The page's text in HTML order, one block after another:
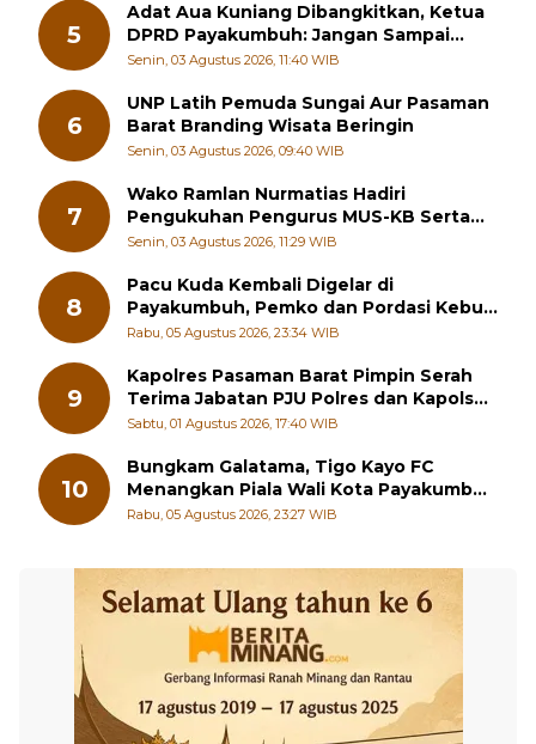
5
Adat Aua Kuniang Dibangkitkan, Ketua
DPRD Payakumbuh: Jangan Sampai
Generasi Muda Hilang Jati Diri
Senin, 03 Agustus 2026, 11:40 WIB
6
UNP Latih Pemuda Sungai Aur Pasaman
Barat Branding Wisata Beringin
Senin, 03 Agustus 2026, 09:40 WIB
7
Wako Ramlan Nurmatias Hadiri
Pengukuhan Pengurus MUS-KB Serta
LMKB Periode 2026-2031,
Senin, 03 Agustus 2026, 11:29 WIB
8
Pacu Kuda Kembali Digelar di
Payakumbuh, Pemko dan Pordasi Kebut
Persiapan!
Rabu, 05 Agustus 2026, 23:34 WIB
9
Kapolres Pasaman Barat Pimpin Serah
Terima Jabatan PJU Polres dan Kapolsek
Sungai Beremas
Sabtu, 01 Agustus 2026, 17:40 WIB
10
Bungkam Galatama, Tigo Kayo FC
Menangkan Piala Wali Kota Payakumbuh
Cup 2026
Rabu, 05 Agustus 2026, 23:27 WIB